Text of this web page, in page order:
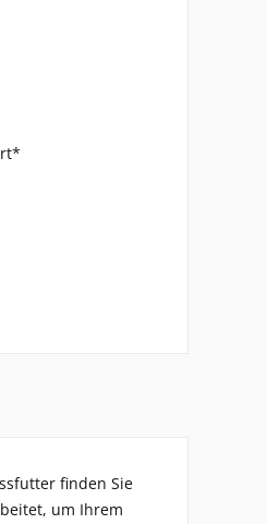
finden Sie
um Ihrem